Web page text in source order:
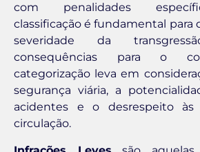
com penalidades
classificação é fundamental para
severidade da
consequências para o
categorização leva em
segurança viária, a
acidentes e o desrespeito às
circulação.